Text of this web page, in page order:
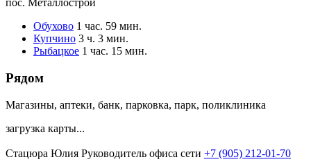
пос. Металлострой
Обухово 1 час. 59 мин.
Купчино 3 ч. 3 мин.
Рыбацкое 1 час. 15 мин.
Рядом
Магазины, аптеки, банк, парковка, парк, поликлиника
загрузка карты...
Стацюра Юлия Руководитель офиса сети +7 (905) 212-01-70